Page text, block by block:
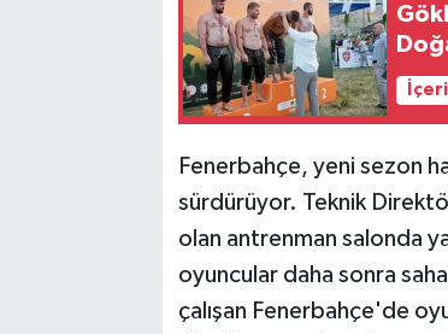
Fenerbahçe, yeni sezon
sürdürüyor. Teknik
olan antrenman salonda
oyuncular daha sonra
çalışan Fenerbahçe'de